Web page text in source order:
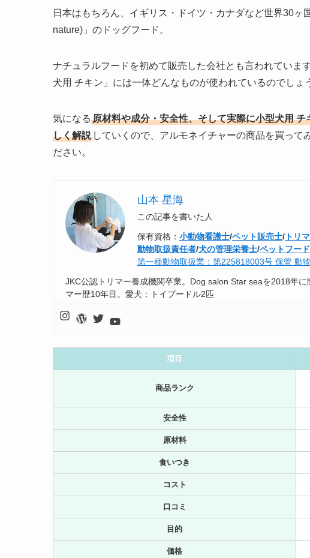
日本はもちろん、イギリス・ドイツ・カナダなど世界30
nature)」のドッグフード。
ナチュラルフードを初めて販売した会社とも言われていま
犬用 チキン」には一体どんなものが使われているのでしょ
気になる 原材料や成分・安全性、そして実際に小型犬用
しく解説 していくので、アルモネイチャーの商品を買って
ださい。
山本 星海
この記事を書いた人
保有資格： 小動物看護士/ペット販売士/ トリ
動物取扱責任者/犬の管理栄養士/ペットフー
第一種動物取扱業：第225818003号 保管 動
JKC公認トリマー養成機関卒業。Dog salon Star seaを2018年
マー歴10年目。愛犬：トイプードル2匹
項目
商品ランク
安全性
原材料
食いつき
コスト
口コミ
目的
価格